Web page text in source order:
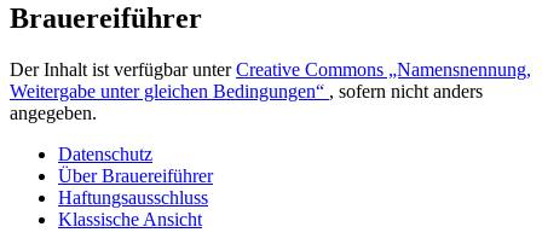
Brauereiführer
Der Inhalt ist verfügbar unterCreative Commons „Namensnennung,
Weitergabe unter gleichen Bedingungen“ , sofern nicht anders
angegeben.
Datenschutz
Über Brauereiführer
Haftungsausschluss
Klassische Ansicht